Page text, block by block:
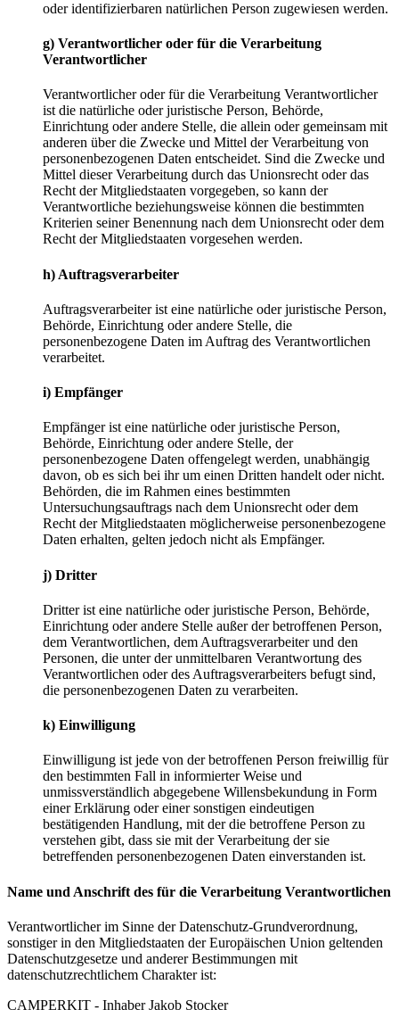
oder identifizierbaren natürlichen Person zugewiesen werden.
g) Verantwortlicher oder für die Verarbeitung
Verantwortlicher
Verantwortlicher oder für die Verarbeitung Verantwortlicher
ist die natürliche oder juristische Person, Behörde,
Einrichtung oder andere Stelle, die allein oder gemeinsam mit
anderen über die Zwecke und Mittel der Verarbeitung von
personenbezogenen Daten entscheidet. Sind die Zwecke und
Mittel dieser Verarbeitung durch das Unionsrecht oder das
Recht der Mitgliedstaaten vorgegeben, so kann der
Verantwortliche beziehungsweise können die bestimmten
Kriterien seiner Benennung nach dem Unionsrecht oder dem
Recht der Mitgliedstaaten vorgesehen werden.
h) Auftragsverarbeiter
Auftragsverarbeiter ist eine natürliche oder juristische Person,
Behörde, Einrichtung oder andere Stelle, die
personenbezogene Daten im Auftrag des Verantwortlichen
verarbeitet.
i) Empfänger
Empfänger ist eine natürliche oder juristische Person,
Behörde, Einrichtung oder andere Stelle, der
personenbezogene Daten offengelegt werden, unabhängig
davon, ob es sich bei ihr um einen Dritten handelt oder nicht.
Behörden, die im Rahmen eines bestimmten
Untersuchungsauftrags nach dem Unionsrecht oder dem
Recht der Mitgliedstaaten möglicherweise personenbezogene
Daten erhalten, gelten jedoch nicht als Empfänger.
j) Dritter
Dritter ist eine natürliche oder juristische Person, Behörde,
Einrichtung oder andere Stelle außer der betroffenen Person,
dem Verantwortlichen, dem Auftragsverarbeiter und den
Personen, die unter der unmittelbaren Verantwortung des
Verantwortlichen oder des Auftragsverarbeiters befugt sind,
die personenbezogenen Daten zu verarbeiten.
k) Einwilligung
Einwilligung ist jede von der betroffenen Person freiwillig für
den bestimmten Fall in informierter Weise und
unmissverständlich abgegebene Willensbekundung in Form
einer Erklärung oder einer sonstigen eindeutigen
bestätigenden Handlung, mit der die betroffene Person zu
verstehen gibt, dass sie mit der Verarbeitung der sie
betreffenden personenbezogenen Daten einverstanden ist.
Name und Anschrift des für die Verarbeitung Verantwortlichen
Verantwortlicher im Sinne der Datenschutz-Grundverordnung,
sonstiger in den Mitgliedstaaten der Europäischen Union geltenden
Datenschutzgesetze und anderer Bestimmungen mit
datenschutzrechtlichem Charakter ist:
CAMPERKIT - Inhaber Jakob Stocker